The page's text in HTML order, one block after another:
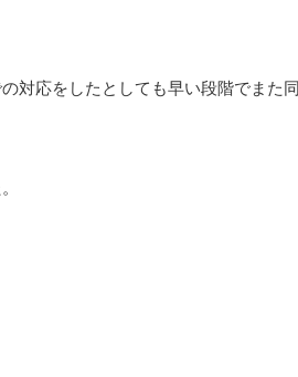
対応をしたとしても早い段階でまた